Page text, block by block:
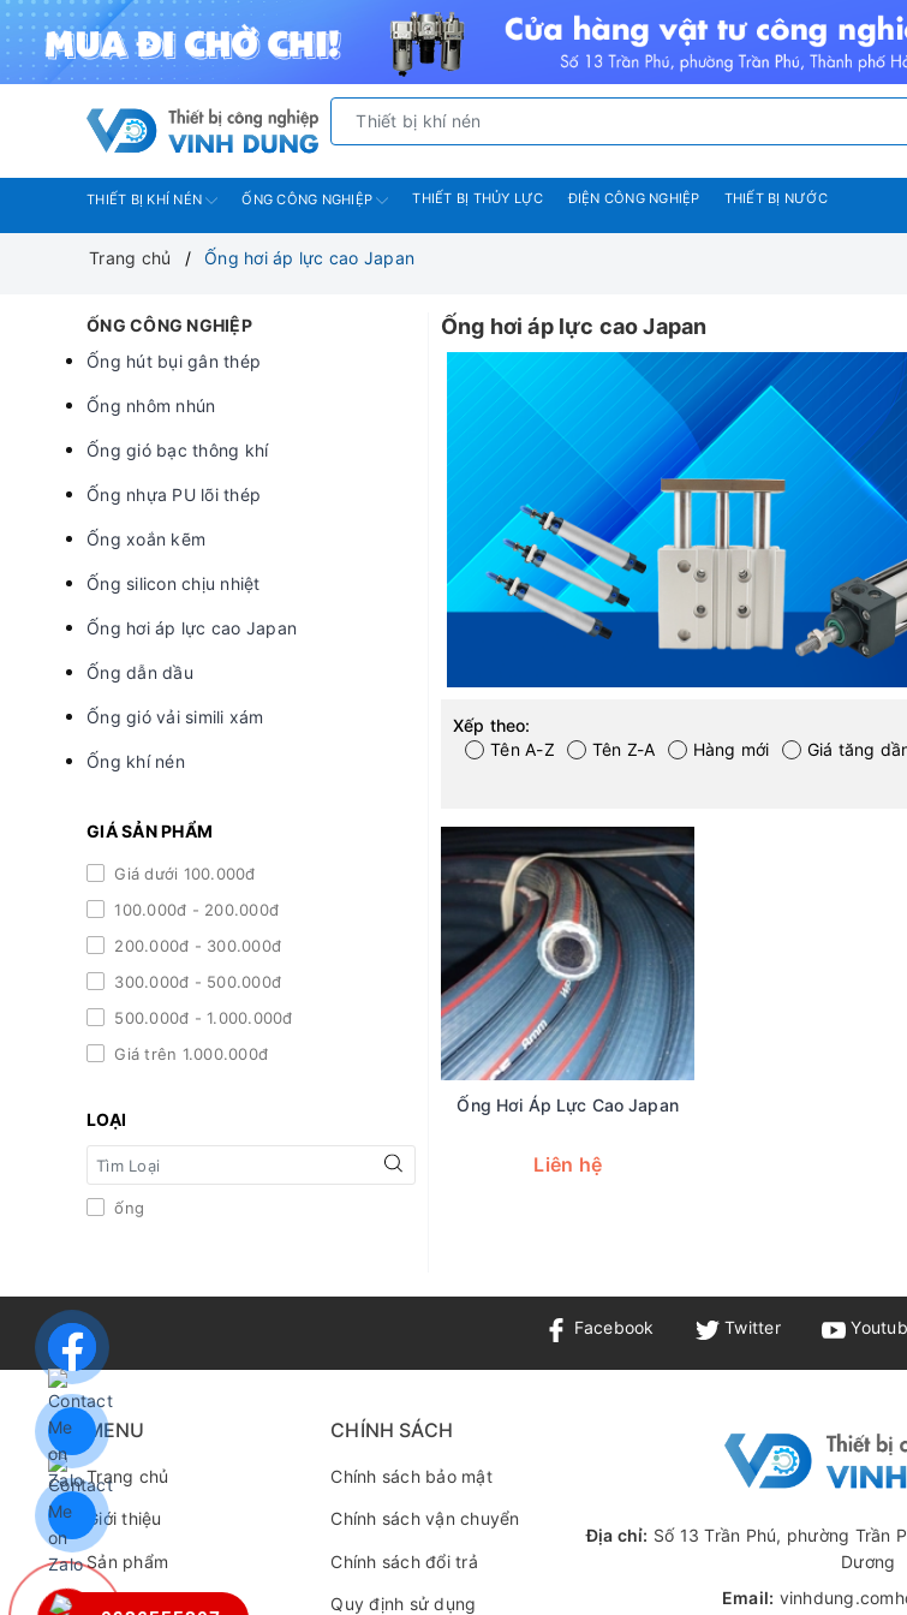
THIẾT BỊ KHÍ NÉN ỐNG CÔNG NGHIỆP THIẾT BỊ THỦY LỰC ĐIỆN CÔNG NGHIỆP THIẾT BỊ NƯỚC
Trang chủ Ống hơi áp lực cao Japan
ỐNG CÔNG NGHIỆP
Ống hút bụi gân thép
Ống nhôm nhún
Ống gió bạc thông khí
Ống nhựa PU lõi thép
Ống xoắn kẽm
Ống silicon chịu nhiệt
Ống hơi áp lực cao Japan
Ống dẫn dầu
Ống gió vải simili xám
Ống khí nén
GIÁ SẢN PHẨM
Giá dưới 100.000đ
100.000đ - 200.000đ
200.000đ - 300.000đ
300.000đ - 500.000đ
500.000đ - 1.000.000đ
Giá trên 1.000.000đ
LOẠI
ống
Ống hơi áp lực cao Japan
Xếp theo:
Tên A-Z
Tên Z-A Hàng mới Giá tăng
Ống Hơi Áp Lực Cao Japan
Liên hệ
Facebook Twitter
MENU
Trang chủ
Giới thiệu
Sản phẩm
CHÍNH SÁCH
Chính sách bảo mật
Chính sách vận chuyển
Chính sách đổi trả
Quy định sử dụng
Địa chỉ: Số 13 Trần Phú, phường Trần
Dương
Email: